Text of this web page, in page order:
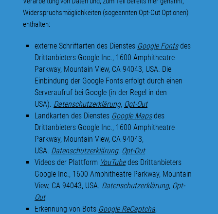
Widerspruchsmöglichkeiten (sogeannten Opt-Out Optionen)
enthalten:
externe Schriftarten des Dienstes Google Fontsdes
Drittanbieters Google Inc., 1600 Amphitheatre
Parkway, Mountain View, CA 94043, USA. Die
Einbindung der Google Fonts erfolgt durch einen
Serveraufruf bei Google (in der Regel in den
USA). Datenschutzerklärung, Opt-Out
Landkarten des Dienstes Google Mapsdes
Drittanbieters Google Inc., 1600 Amphitheatre
Parkway, Mountain View, CA 94043,
USA. Datenschutzerklärung, Opt-Out
Videos der Plattform YouTubedes Drittanbieters
Google Inc., 1600 Amphitheatre Parkway, Mountain
View, CA 94043, USA. Datenschutzerklärung, Opt-
Out
Erkennung von Bots Google ReCaptcha,